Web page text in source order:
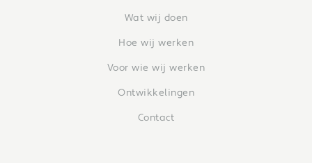
Wat wij doen
Hoe wij werken
Voor wie wij werken
Ontwikkelingen
Contact